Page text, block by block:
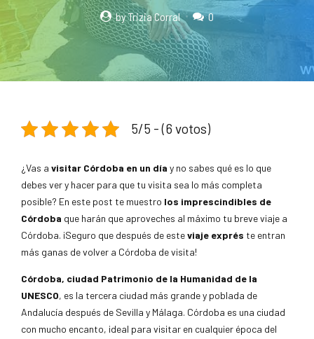
by Trizia Corral 0
5/5 - (6 votos)
¿Vas a visitar Córdoba en un día y no sabes qué es lo que
debes ver y hacer para que tu visita sea lo más completa
posible? En este post te muestro los imprescindibles de
Córdoba que harán que aproveches al máximo tu breve viaje a
Córdoba. ¡Seguro que después de esteviaje exprés te entran
más ganas de volver a Córdoba de visita!
Córdoba, ciudad Patrimonio de la Humanidad de la
UNESCO, es la tercera ciudad más grande y poblada de
Andalucía después de Sevilla y Málaga. Córdoba es una ciudad
con mucho encanto, ideal para visitar en cualquier época del